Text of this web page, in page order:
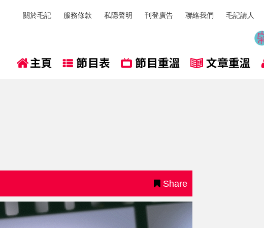
關於毛記 服務條款 私隱聲明 刊登廣告 聯絡我們 毛記請人
Share